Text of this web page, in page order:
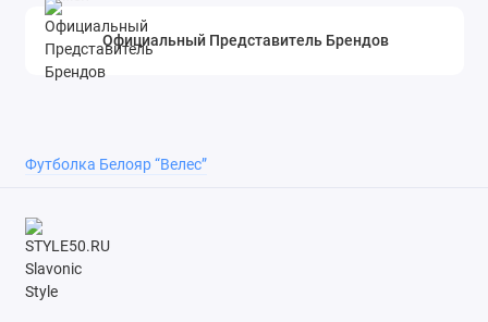
Официальный Представитель Брендов
Футболка Белояр “Велес”